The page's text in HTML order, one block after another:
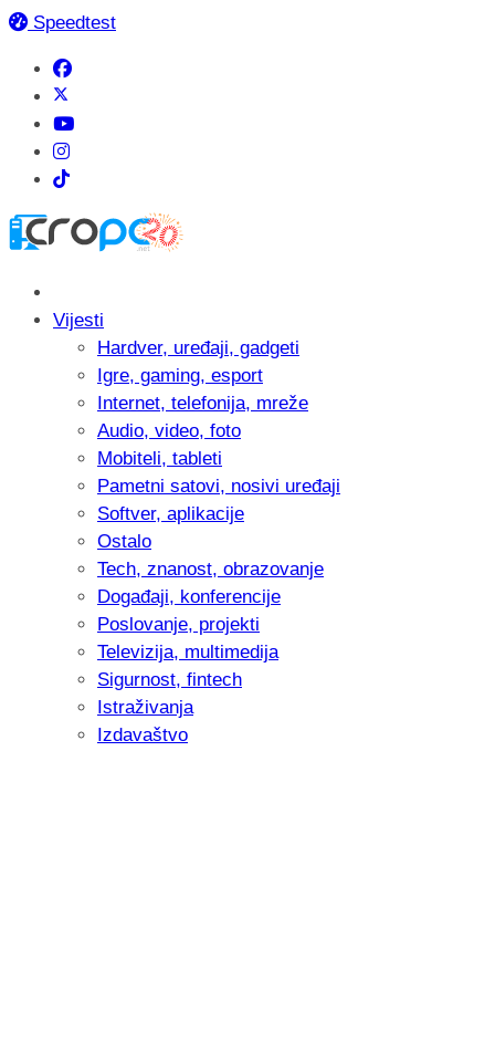
Speedtest
Vijesti
Hardver, uređaji, gadgeti
Igre, gaming, esport
Internet, telefonija, mreže
Audio, video, foto
Mobiteli, tableti
Pametni satovi, nosivi uređaji
Softver, aplikacije
Ostalo
Tech, znanost, obrazovanje
Događaji, konferencije
Poslovanje, projekti
Televizija, multimedija
Sigurnost, fintech
Istraživanja
Izdavaštvo